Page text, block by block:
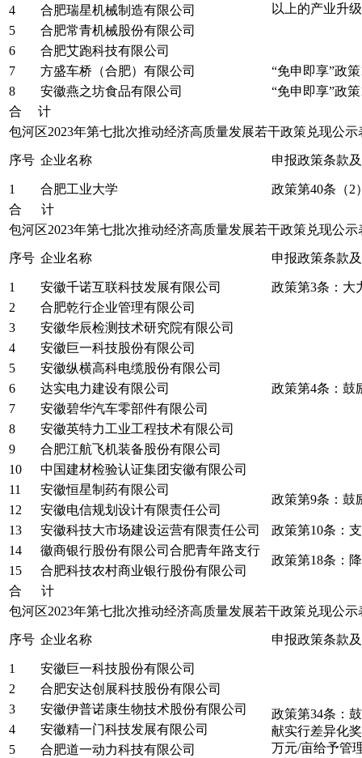
以上的产业升
4
合肥瑞星机械制造有限公司
5
合肥常青机械股份有限公司
6
合肥艾跑科技有限公司
7
方盛车桥（合肥）有限公司
“免申即享”政
8
安徽燕之坊食品有限公司
“免申即享”政
合 计
包河区2023年第七批次推动经济高质量发展若干政策兑现公
序号 企业名称 申报政策条款
1 合肥工业大学
政策第40条（2
合 计
包河区2023年第七批次推动经济高质量发展若干政策兑现公
序号 企业名称 申报政策条款
1 安徽千诺互联科技发展有限公司
政策第3条：大
2
合肥乾行企业管理有限公司
政策第4条：鼓
3
安徽华辰检测技术研究院有限公司
4
安徽巨一科技股份有限公司
5
安徽纵横高科电缆股份有限公司
6
达实电力建设有限公司
7
安徽碧华汽车零部件有限公司
8
安徽英特力工业工程技术有限公司
9
合肥江航飞机装备股份有限公司
10
中国建材检验认证集团安徽有限公司
11
安徽恒星制药有限公司
政策第9条：鼓
12
安徽电信规划设计有限责任公司
13
安徽科技大市场建设运营有限责任公司
政策第10条：
14
徽商银行股份有限公司合肥青年路支行
政策第18条：
15
合肥科技农村商业银行股份有限公司
合 计
包河区2023年第七批次推动经济高质量发展若干政策兑现公
序号 企业名称 申报政策条款
1 安徽巨一科技股份有限公司
政策第34条：
献实行差异化
万元/亩给予管
2
合肥安达创展科技股份有限公司
3
安徽伊普诺康生物技术股份有限公司
4
安徽精一门科技发展有限公司
5
合肥道一动力科技有限公司